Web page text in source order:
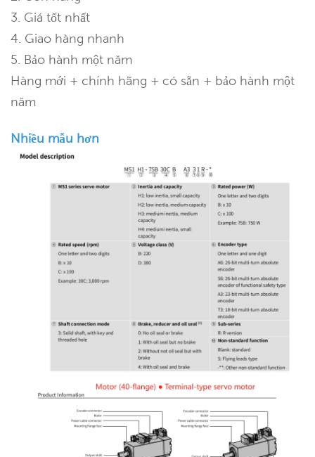
3. Giá tốt nhất
4. Giao hàng nhanh
5. Bảo hành một năm
Hàng mới + chính hãng + có sẵn + bảo hành một
năm
Nhiều mẫu hơn